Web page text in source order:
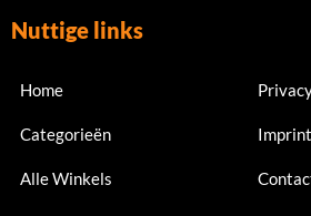
Nuttige links
Home
Categorieën
Alle Winkels
Imprint